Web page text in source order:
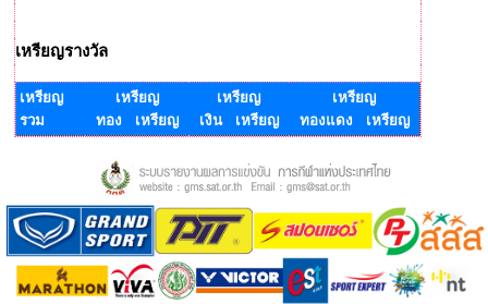
เหรียญรางวัล
เหรียญ
รวม
เหรียญ
ทอง เหรียญ
เหรียญ
เงิน เหรียญ
เหรียญ
ทองแดง เหรียญ